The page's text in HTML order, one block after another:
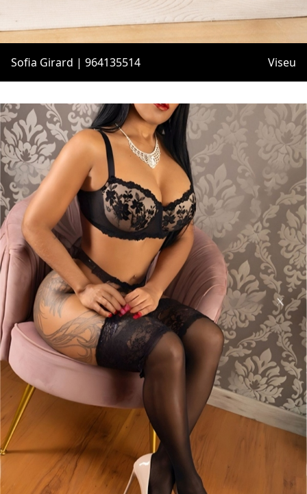
Sofia Girard | 964135514 Viseu